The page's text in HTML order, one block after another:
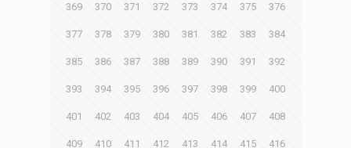
369 370 371 372 373 374 375 376
377 378 379 380 381 382 383 384
385 386 387 388 389 390 391 392
393 394 395 396 397 398 399 400
401 402 403 404 405 406 407 408
409 410 411 412 413 414 415 416